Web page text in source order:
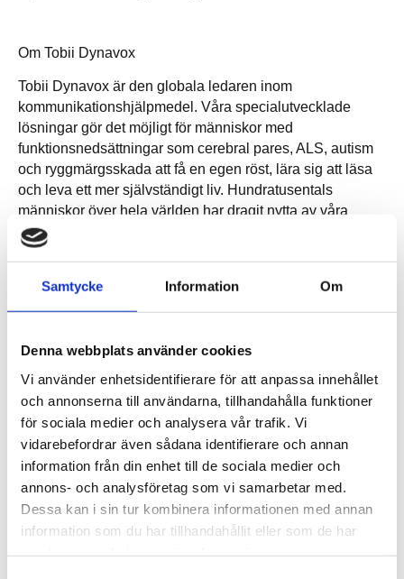
Samtycke Information Om
Denna webbplats använder cookies
Vi använder enhetsidentifierare för att anpassa innehållet
och annonserna till användarna, tillhandahålla funktioner
för sociala medier och analysera vår trafik. Vi
vidarebefordrar även sådana identifierare och annan
information från din enhet till de sociala medier och
annons- och analysföretag som vi samarbetar med.
Dessa kan i sin tur kombinera informationen med annan
information som du har tillhandahållit eller som de har
Om Tobii Dynavox
Tobii Dynavox är den globala ledaren inom
kommunikationshjälpmedel. Våra specialutvecklade
lösningar gör det möjligt för människor med
funktionsnedsättningar som cerebral pares, ALS, autism
och ryggmärgsskada att få en egen röst, lära sig att läsa
och leva ett mer självständigt liv. Hundratusentals
människor över hela världen har dragit nytta av våra
integrerade lösningar med hårdvara, mjukvara, kliniskt
utvecklade språksystem, undervisningsverktyg, utbildning
kring ersättningssystem för finansiering av våra lösningar
för att kunna hjälpa så många som möjligt. Genom AI-
anpassad röstidentitet på över 30 språk, för både vuxna
och barn. Tobii Dynavox har över 600 anställda runtom i
världen, med huvudkontor i Sverige, och kontor i USA,
Storbritannien, Irland, Norge, Danmark, Belgien,
Frankrike och Kina, samt återförsäljande partners i över
60 länder. För mer information, besök vår IR-
Tobii Dynavox Investerarrelationer